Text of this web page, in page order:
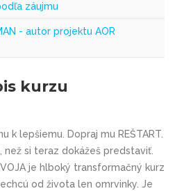
záujmu
- autor projektu AOR
kurzu
k lepšiemu. Dopraj mu REŠTART.
než si teraz dokážeš predstaviť.
je hlboký transformačný kurz
od života len omrvinky. Je